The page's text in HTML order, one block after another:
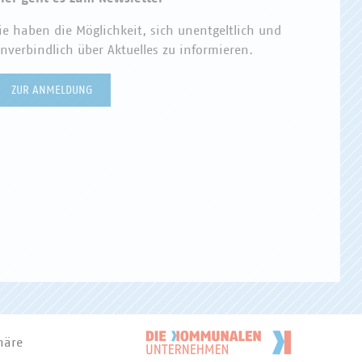
haben die Möglichkeit, sich unentgeltlich und
über Aktuelles zu informieren.
ZUR ANMELDUNG